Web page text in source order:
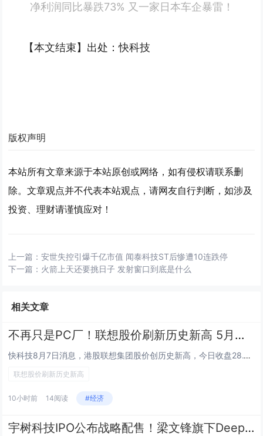
净利润同比暴跌73% 又一家日本车企暴雷！
【本文结束】出处：快科技
版权声明
本站所有文章来源于本站原创或网络，如有侵权请联系删
除。文章观点并不代表本站观点，请网友自行判断，如涉及
投资、理财请谨慎应对！
上一篇：安世失控引爆千亿市值 闻泰科技ST后惨遭10连跌停
下一篇： 火箭上天还要挑日子 发射窗口到底是什么
相关文章
不再只是PC厂！联想股价刷新历史新高 5月来暴涨近150%
快科技8月7日消息，港股联想集团股价创历史新高，今日收盘28.1港元，涨幅8.33%，对应公司总市值3486亿港元。从5...
联想股价刷新历史新高
10小时前 14阅读 #经济
宇树科技IPO公布战略配售！梁文锋旗下DeepSeek现身大名单